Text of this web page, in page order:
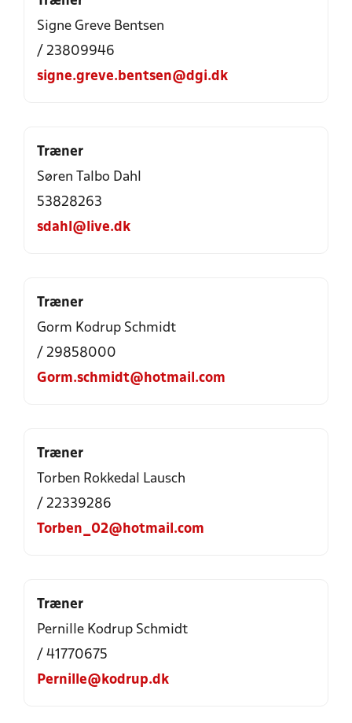
Signe Greve Bentsen
/ 23809946
signe.greve.bentsen@dgi.dk
Træner
Søren Talbo Dahl
53828263
sdahl@live.dk
Træner
Gorm Kodrup Schmidt
/ 29858000
Gorm.schmidt@hotmail.com
Træner
Torben Rokkedal Lausch
/ 22339286
Torben_02@hotmail.com
Træner
Pernille Kodrup Schmidt
/ 41770675
Pernille@kodrup.dk